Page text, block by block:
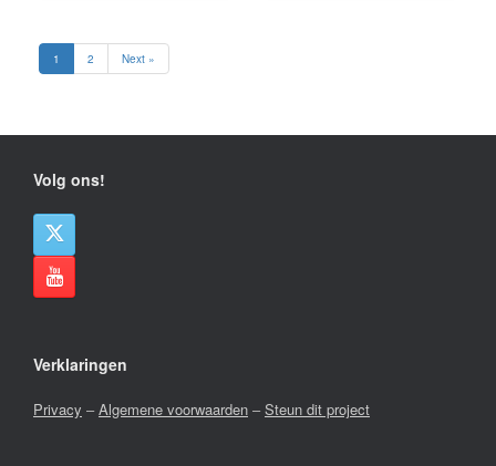
1 2 Next »
Volg ons!
Verklaringen
Privacy –Algemene voorwaarden –Steun dit project